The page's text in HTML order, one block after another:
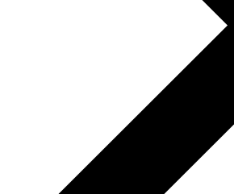
智能票据 | 自动报税 | 自动存单 | 智能审计